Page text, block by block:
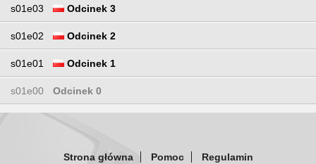
s01e03 Odcinek 3
s01e02 Odcinek 2
s01e01 Odcinek 1
s01e00 Odcinek 0
Strona główna Pomoc Regulamin